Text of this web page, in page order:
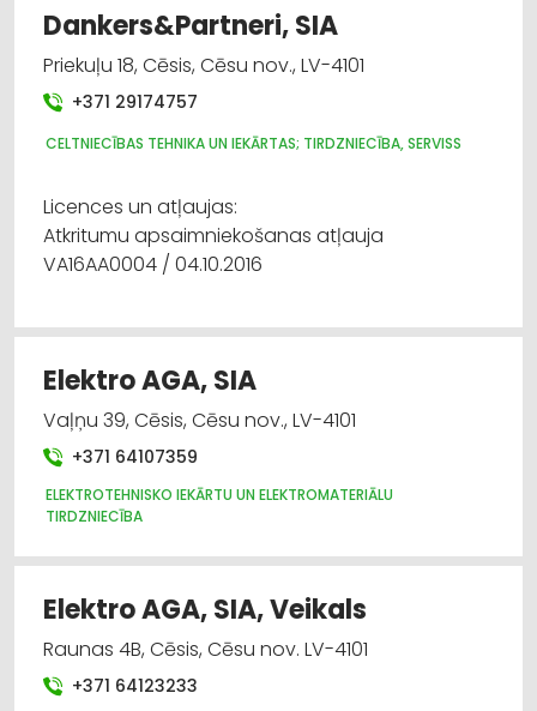
Dankers&Partneri, SIA
Priekuļu 18, Cēsis, Cēsu nov., LV-4101
+371 29174757
CELTNIECĪBAS TEHNIKA UN IEKĀRTAS; TIRDZNIECĪBA, SERVISS
Licences un atļaujas:
Atkritumu apsaimniekošanas atļauja
VA16AA0004 / 04.10.2016
Elektro AGA, SIA
Vaļņu 39, Cēsis, Cēsu nov., LV-4101
+371 64107359
ELEKTROTEHNISKO IEKĀRTU UN ELEKTROMATERIĀLU
TIRDZNIECĪBA
Elektro AGA, SIA, Veikals
Raunas 4B, Cēsis, Cēsu nov. LV-4101
+371 64123233